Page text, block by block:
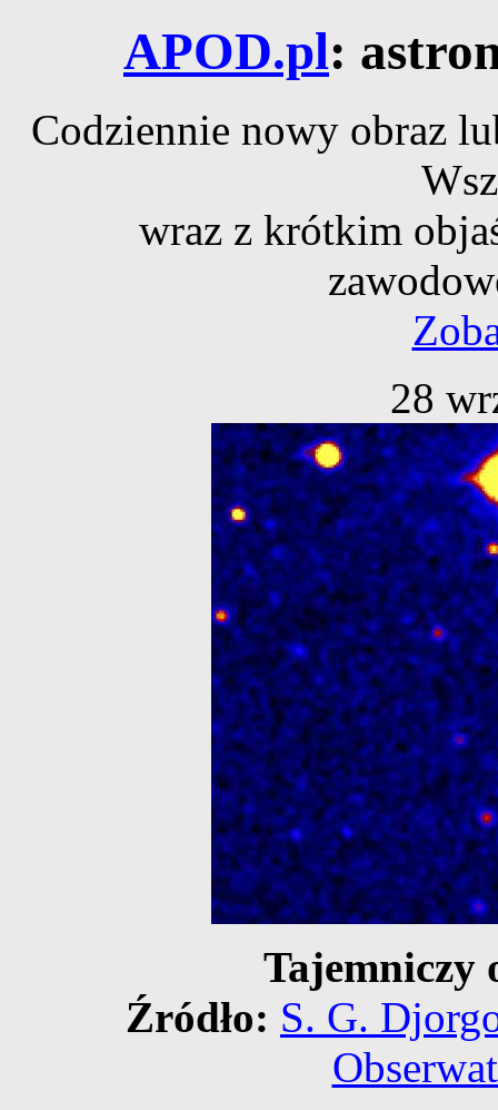
APOD.pl:
Codziennie nowy obraz
wraz z krótkim
28
Tajemniczy
Źródło: S. G.